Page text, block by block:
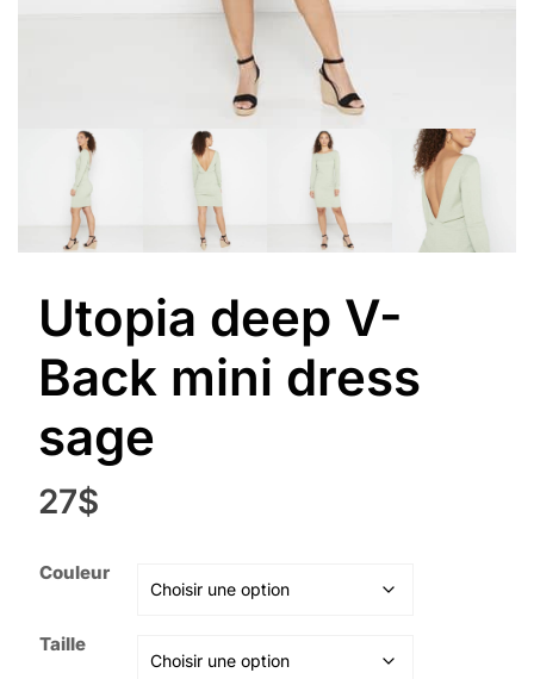
Utopia deep V-
Back mini dress
sage
27$
Couleur
Taille